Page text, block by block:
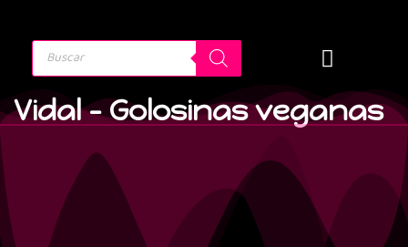
Vidal - Golosinas veganas